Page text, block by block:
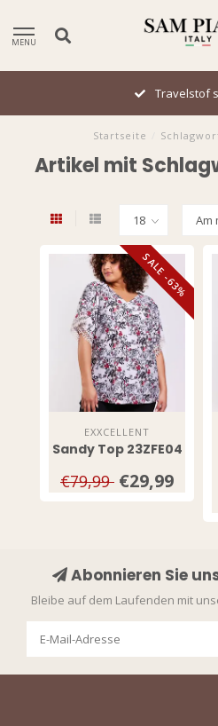
MENU
Travelstof
Startseite
Artikel mit
SALE -63%
EXXCELLENT
Sandy Top 23ZFE04
€79,99 €29,99
Abonnieren Sie
Bleibe auf dem Laufenden mit